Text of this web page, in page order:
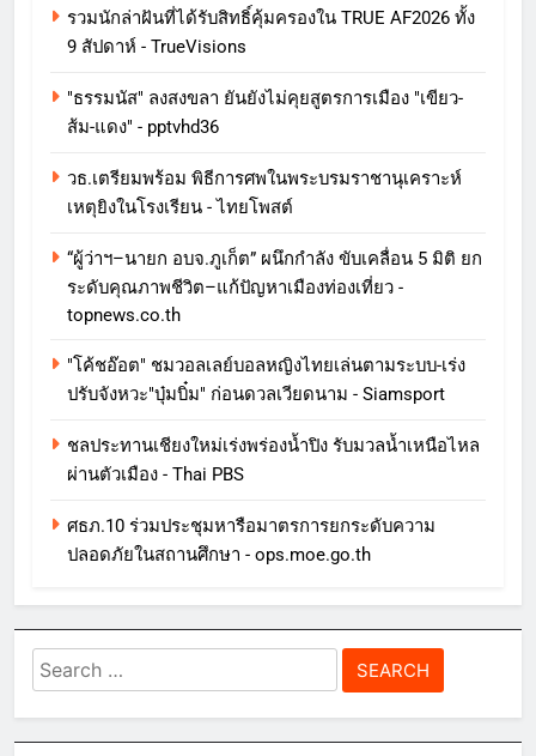
รวมนักล่าฝันที่ได้รับสิทธิ์คุ้มครองใน TRUE AF2026 ทั้ง
9 สัปดาห์ - TrueVisions
"ธรรมนัส" ลงสงขลา ยันยังไม่คุยสูตรการเมือง "เขียว-
ส้ม-แดง" - pptvhd36
วธ.เตรียมพร้อม พิธีการศพในพระบรมราชานุเคราะห์
เหตุยิงในโรงเรียน - ไทยโพสต์
“ผู้ว่าฯ–นายก อบจ.ภูเก็ต” ผนึกกำลัง ขับเคลื่อน 5 มิติ ยก
ระดับคุณภาพชีวิต–แก้ปัญหาเมืองท่องเที่ยว -
topnews.co.th
"โค้ชอ๊อต" ชมวอลเลย์บอลหญิงไทยเล่นตามระบบ-เร่ง
ปรับจังหวะ"บุ๋มบิ๋ม" ก่อนดวลเวียดนาม - Siamsport
ชลประทานเชียงใหม่เร่งพร่องน้ำปิง รับมวลน้ำเหนือไหล
ผ่านตัวเมือง - Thai PBS
ศธภ.10 ร่วมประชุมหารือมาตรการยกระดับความ
ปลอดภัยในสถานศึกษา - ops.moe.go.th
Search
for: